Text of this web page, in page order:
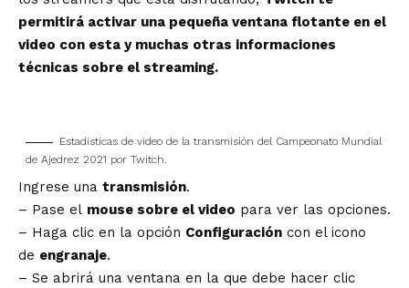
permitirá activar una pequeña ventana flotante en el
video con esta y muchas otras informaciones
técnicas sobre el streaming.
Estadísticas de video de la transmisión del Campeonato Mundial
de Ajedrez 2021 por Twitch.
Ingrese una transmisión.
– Pase el mouse sobre el video para ver las opciones.
– Haga clic en la opción Configuración con el icono
de engranaje.
– Se abrirá una ventana en la que debe hacer clic